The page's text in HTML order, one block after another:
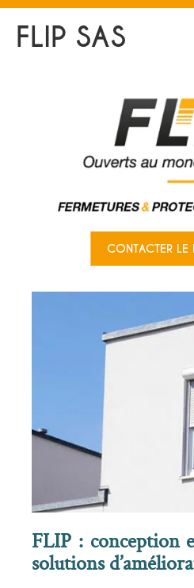
FLIP SAS
CONTACTER LE
FLIP : conception
solutions